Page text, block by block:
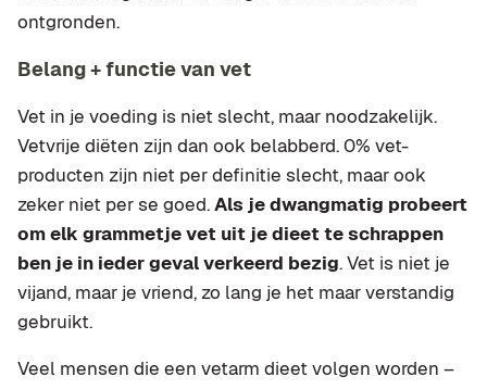
ontgronden.
Belang + functie van vet
Vet in je voeding is niet slecht, maar noodzakelijk.
Vetvrije diëten zijn dan ook belabberd. 0% vet-
producten zijn niet per definitie slecht, maar ook
zeker niet per se goed.Als je dwangmatig probeert
om elk grammetje vet uit je dieet te schrappen
ben je in ieder geval verkeerd bezig. Vet is niet je
vijand, maar je vriend, zo lang je het maar verstandig
gebruikt.
Veel mensen die een vetarm dieet volgen worden –